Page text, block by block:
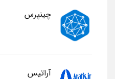
چینپرس
آراتیس